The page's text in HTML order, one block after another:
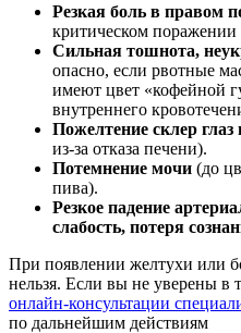
Резкая боль в правом
критическом поражении
Сильная тошнота,
опасно, если рвотные
имеют цвет «кофейной
внутреннего
Пожелтение склер
из-за отказа печени).
Потемнение мочи (до
пива).
Резкое падение
слабость, потеря
При появлении желтухи или
нельзя. Если вы не уверены в
онлайн-консультации
по дальнейшим действиям